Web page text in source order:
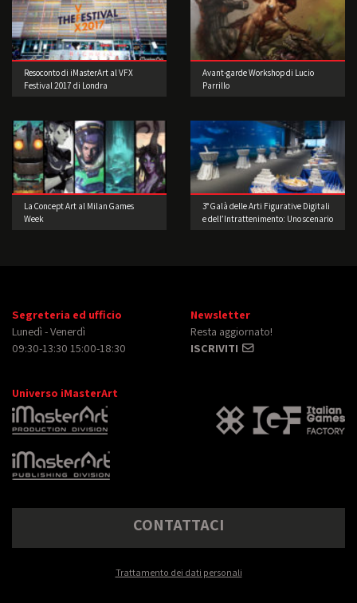
Resoconto di iMasterArt al VFX
Festival 2017 di Londra
Avant-garde Workshop di Lucio
Parrillo
La Concept Art al Milan Games
Week
3° Galà delle Arti Figurative Digitali
e dell’Intrattenimento: Uno scenario
Segreteria ed ufficio
Lunedì - Venerdì
09:30-13:30 15:00-18:30
Newsletter
Resta aggiornato!
ISCRIVITI
Universo iMasterArt
CONTATTACI
Trattamento dei dati personali